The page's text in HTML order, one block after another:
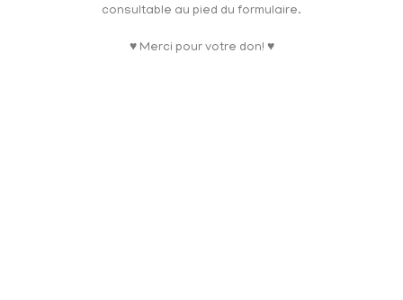
consultable au pied du formulaire.
♥ Merci pour votre don! ♥